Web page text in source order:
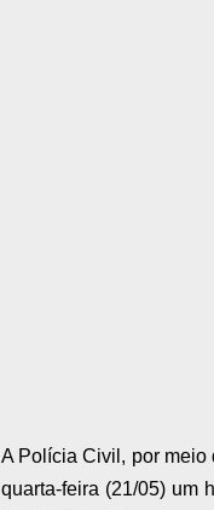
A Polícia Civil, por meio
quarta-feira (21/05) um